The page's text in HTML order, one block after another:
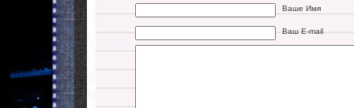
Ваше Имя
Ваш E-mail